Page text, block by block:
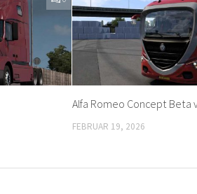
Alfa Romeo Concept Beta
FEBRUAR 19, 2026